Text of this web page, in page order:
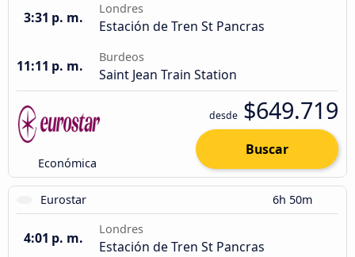
3:31 p. m.
Londres
Estación de Tren St Pancras
11:11 p. m.
Burdeos
Saint Jean Train Station
Económica
desde $649.719
Buscar
Eurostar 6h 50m
4:01 p. m.
Londres
Estación de Tren St Pancras